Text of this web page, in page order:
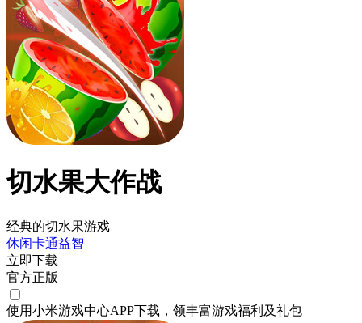
切水果大作战
经典的切水果游戏
休闲卡通益智
立即下载
官方正版
使用小米游戏中心APP下载 ，领丰富游戏福利 及礼包